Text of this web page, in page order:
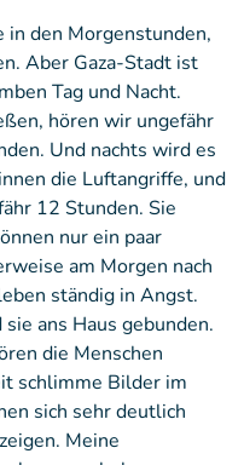
den Morgenstunden,
Aber Gaza-Stadt ist
Tag und Nacht.
hören wir ungefähr
Und nachts wird es
die Luftangriffe, und
12 Stunden. Sie
nur ein paar
am Morgen nach
ständig in Angst.
ans Haus gebunden.
die Menschen
schlimme Bilder im
sich sehr deutlich
Meine